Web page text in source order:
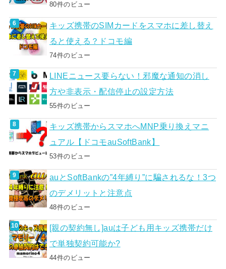
80件のビュー
キッズ携帯のSIMカードをスマホに差し替え
ると使える？ドコモ編
74件のビュー
LINEニュース要らない！邪魔な通知の消し
方や非表示・配信停止の設定方法
55件のビュー
キッズ携帯からスマホへMNP乗り換えマニ
ュアル【ドコモauSoftBank】
53件のビュー
auとSoftBankの”4年縛り”に騙されるな！3つ
のデメリットと注意点
48件のビュー
[親の契約無し]auは子ども用キッズ携帯だけ
で単独契約可能か?
44件のビュー